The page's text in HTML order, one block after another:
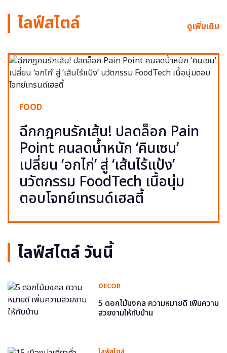
ไลฟ์สไตล์ ดูเพิ่มเติม
FOOD
ฉีกกฎคนรักเส้น! ปลดล็อก Pain
Point คนลดน้ำหนัก ‘คินเซน’
เปลี่ยน ‘อกไก่’ สู่ ‘เส้นไร้แป้ง’
นวัตกรรม FoodTech เนื้อนุ่ม
ตอบโจทย์เทรนด์เฮลตี้
ไลฟ์สไตล์ วันนี้
DECOR
5 ดอกไม้มงคล ความหมายดี เพิ่มความ
สวยงามให้กับบ้าน